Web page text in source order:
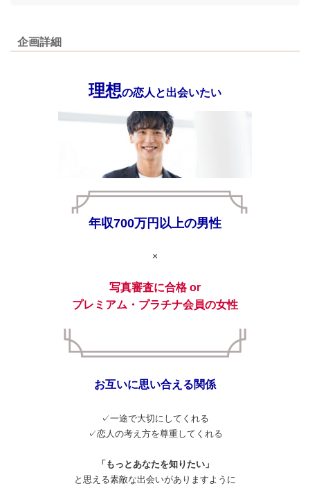
企画詳細
理想の恋人と出会いたい
年収700万円以上の男性
×
写真審査に合格 or
プレミアム・プラチナ会員の女性
お互いに思い合える関係
✓一途で大切にしてくれる
✓恋人の考え方を尊重してくれる
「もっとあなたを知りたい」
と思える素敵な出会いがありますように